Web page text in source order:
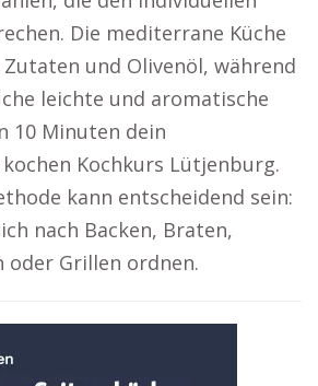
Die mediterrane Küche
und Olivenöl, während
leichte und aromatische
10 Minuten dein
Kochkurs Lütjenburg.
kann entscheidend sein:
nach Backen, Braten,
oder Grillen ordnen.